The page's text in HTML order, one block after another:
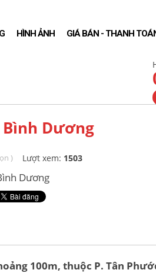
HÌNH ẢNH GIÁ BÁN - THANH
Dương
) Lượt xem: 1503
Dương
100m, thuộc P. Tân